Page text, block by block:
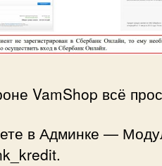
VamShop всё
в Админке —